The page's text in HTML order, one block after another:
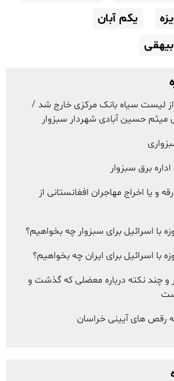
یکم آبان
از لیست سیاه بانک مرکزی خارج شد /
حسین آبادی شهردار سبزوار
برق سبزوار
و یا اخراج مهاجران افغانستانی از
و چند نکته درباره معضلی که گذشت و
رقص های آیینی خراسان